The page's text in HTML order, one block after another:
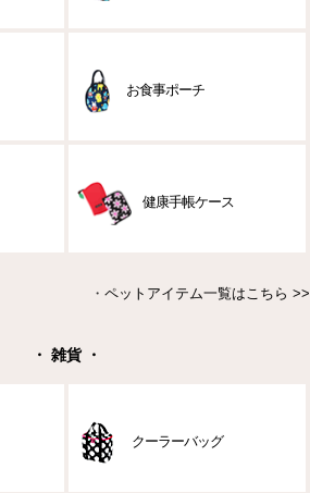
お食事ポーチ
健康手帳ケース
・ ペットアイテム一覧はこちら >>
・ 雑貨 ・
クーラーバッグ